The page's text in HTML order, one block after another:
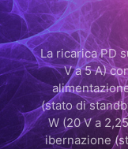
La ricarica PD
V a 5 A)
(stato di
W (20 V a
ibernazione